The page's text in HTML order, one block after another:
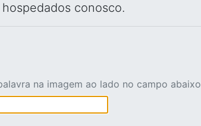
conosco.
na imagem ao lado no campo abaixo